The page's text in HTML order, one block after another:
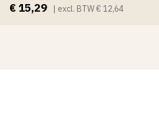
€ 15,29
| excl. BTW € 12,64